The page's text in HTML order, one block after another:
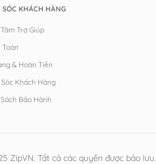
SÓC KHÁCH HÀNG
Trợ Giúp
Toán
& Hoàn Tiền
Khách Hàng
Bảo Hành
ZipVN. Tất cả các quyền được bảo lưu.